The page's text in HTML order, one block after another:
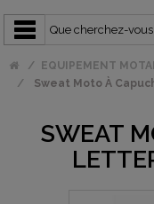
EQUIPEMENT
Sweat Moto À
SWEAT